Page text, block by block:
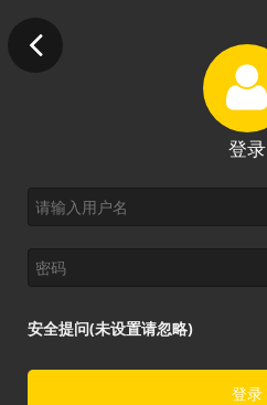
登录
安全提问(未设置请忽略)
登录